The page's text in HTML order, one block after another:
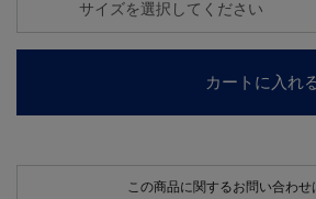
カートに入れ
この商品に関するお問い合わせ